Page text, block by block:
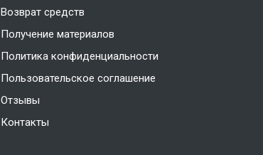
Возврат средств
Получение материалов
Политика конфиденциальности
Пользовательское соглашение
Отзывы
Контакты